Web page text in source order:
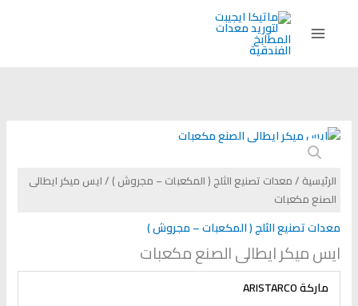
المحتوى
الرئيسية /معدات تصنيع الثلج ( المكعبات – مجروش ) / ايس ميكر ايطالى
الصنع مكعبات
معدات تصنيع الثلج ( المكعبات – مجروش )
ايس ميكر ايطالى الصنع مكعبات
ماركةARISTARCO